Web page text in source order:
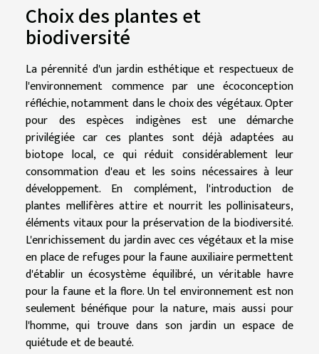
Choix des plantes et
biodiversité
La pérennité d'un jardin esthétique et respectueux de
l'environnement commence par une écoconception
réfléchie, notamment dans le choix des végétaux. Opter
pour des espèces indigènes est une démarche
privilégiée car ces plantes sont déjà adaptées au
biotope local, ce qui réduit considérablement leur
consommation d'eau et les soins nécessaires à leur
développement. En complément, l'introduction de
plantes mellifères attire et nourrit les pollinisateurs,
éléments vitaux pour la préservation de la biodiversité.
L'enrichissement du jardin avec ces végétaux et la mise
en place de refuges pour la faune auxiliaire permettent
d'établir un écosystème équilibré, un véritable havre
pour la faune et la flore. Un tel environnement est non
seulement bénéfique pour la nature, mais aussi pour
l'homme, qui trouve dans son jardin un espace de
quiétude et de beauté.